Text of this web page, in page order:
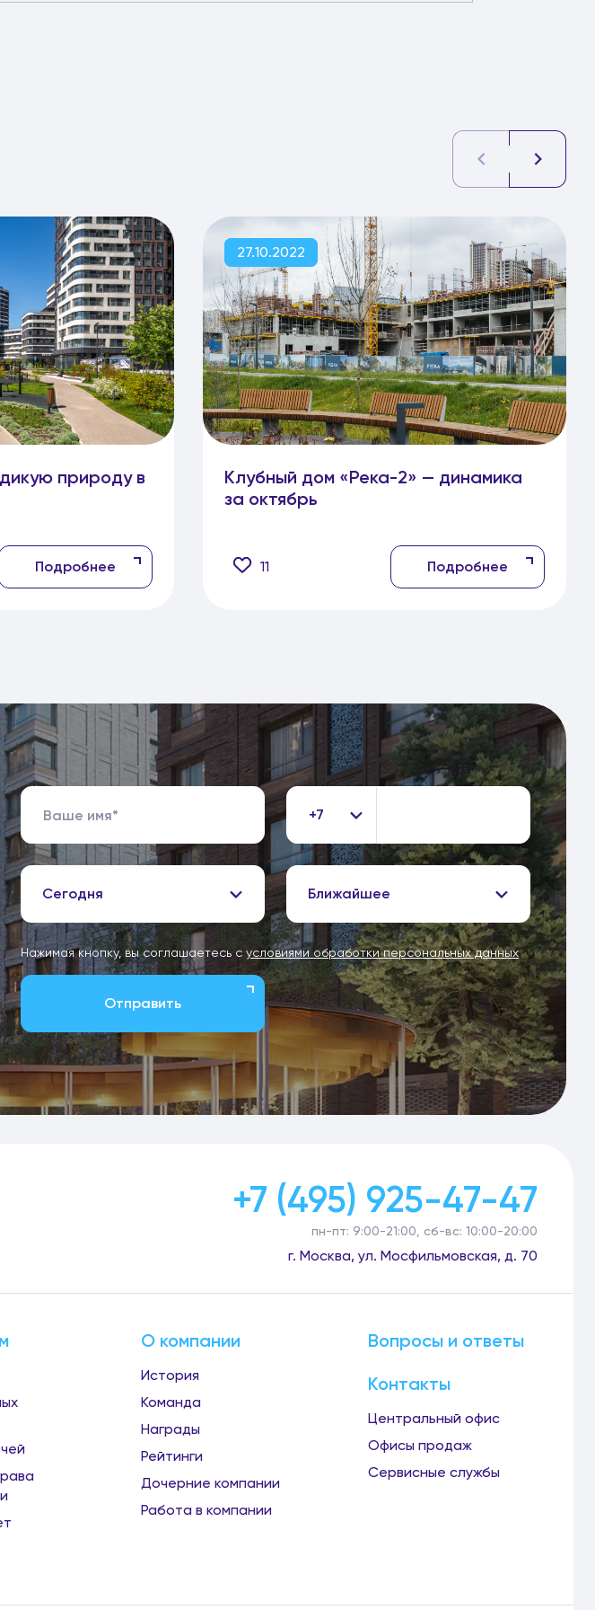
природу в
Подробнее
27.10.2022
Клубный дом «Река-2» — динамика
за октябрь
11 Подробнее
+7
Сегодня Ближайшее
Нажимая кнопку, вы соглашаетесь с условиями обработки персональных данных
Отправить
+7 (495) 925-47-47
пн-пт: 9:00-21:00, сб-вс: 10:00-20:00
г. Москва, ул. Мосфильмовская, д. 70
О компании
История
Команда
Награды
Рейтинги
Дочерние компании
Работа в компании
Вопросы и ответы
Контакты
Центральный офис
Офисы продаж
Сервисные службы